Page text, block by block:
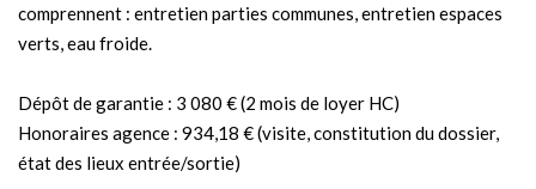
comprennent : entretien parties communes, entretien espaces
verts, eau froide.
Dépôt de garantie : 3 080 € (2 mois de loyer HC)
Honoraires agence : 934,18 € (visite, constitution du dossier,
état des lieux entrée/sortie)